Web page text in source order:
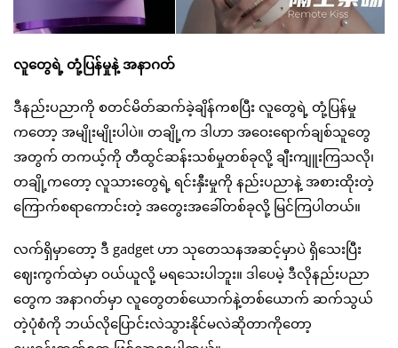
လူတွေရဲ့ တုံ့ပြန်မှုနဲ့ အနာဂတ်
ဒီနည်းပညာကို စတင်မိတ်ဆက်ခဲ့ချိန်ကစပြီး လူတွေရဲ့ တုံ့ပြန်မှု
ကတော့ အမျိုးမျိုးပါပဲ။ တချို့က ဒါဟာ အဝေးရောက်ချစ်သူတွေ
အတွက် တကယ့်ကို တီထွင်ဆန်းသစ်မှုတစ်ခုလို့ ချီးကျူးကြသလို၊
တချို့ကတော့ လူသားတွေရဲ့ ရင်းနှီးမှုကို နည်းပညာနဲ့ အစားထိုးတဲ့
ကြောက်စရာကောင်းတဲ့ အတွေးအခေါ်တစ်ခုလို့ မြင်ကြပါတယ်။
လက်ရှိမှာတော့ ဒီ gadget ဟာ သုတေသနအဆင့်မှာပဲ ရှိသေးပြီး
ဈေးကွက်ထဲမှာ ဝယ်ယူလို့ မရသေးပါဘူး။ ဒါပေမဲ့ ဒီလိုနည်းပညာ
တွေက အနာဂတ်မှာ လူတွေတစ်ယောက်နဲ့တစ်ယောက် ဆက်သွယ်
တဲ့ပုံစံကို ဘယ်လိုပြောင်းလဲသွားနိုင်မလဲဆိုတာကိုတော့